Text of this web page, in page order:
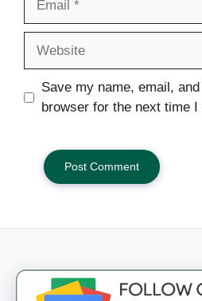
Save my name, email,
browser for the next time I